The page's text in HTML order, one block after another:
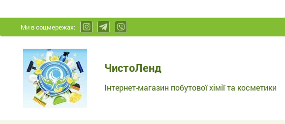
Ми в соцмережах:
ЧистоЛенд
-
Інтернет-
магазин
ЧистоЛенд
Інтернет-магазин побутової хімії та косметики